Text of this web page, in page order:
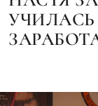
УЧИЛАСЬ